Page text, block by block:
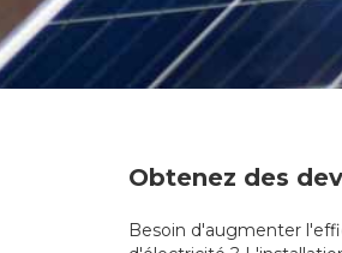
Obtenez des
Besoin d'augmenter